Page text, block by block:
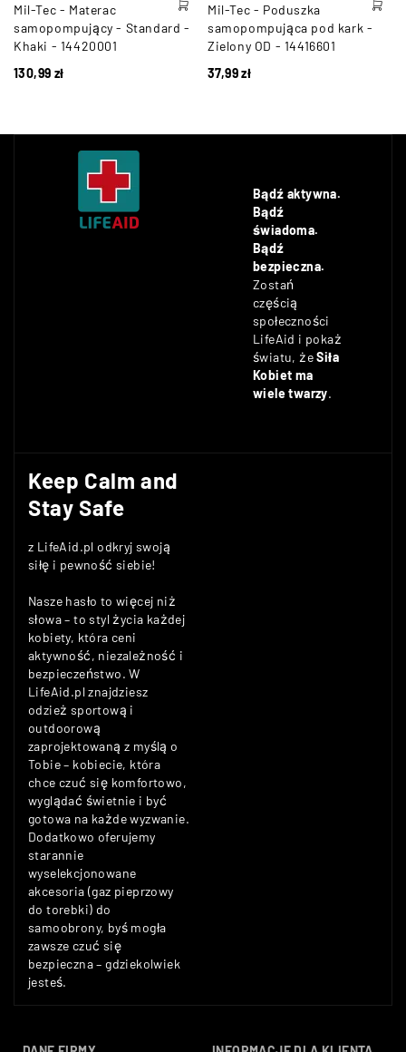
Mil-Tec - Materac
samopompujący - Standard -
Khaki - 14420001
130,99 zł
Mil-Tec - Poduszka
samopompująca pod kark -
Zielony OD - 14416601
37,99zł
Bądź aktywna.
Bądź
świadoma.
Bądź
bezpieczna.
Zostań
częścią
społeczności
LifeAid i pokaż
światu, żeSiła
Kobiet ma
wiele twarzy.
Keep Calm and
Stay Safe
z LifeAid.pl odkryj swoją
siłę i pewność siebie!
Nasze hasło to więcej niż
słowa – to styl życia każdej
kobiety, która ceni
aktywność, niezależność i
bezpieczeństwo. W
LifeAid.pl znajdziesz
odzież sportową i
outdoorową
zaprojektowaną z myślą o
Tobie – kobiecie, która
chce czuć się komfortowo,
wyglądać świetnie i być
gotowa na każde wyzwanie.
Dodatkowo oferujemy
starannie
wyselekcjonowane
akcesoria (gaz pieprzowy
do torebki) do
samoobrony, byś mogła
zawsze czuć się
bezpieczna – gdziekolwiek
jesteś.